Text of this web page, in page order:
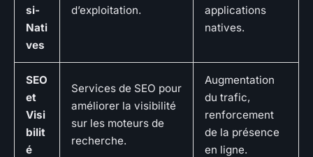
si-
Nati
ves
d’exploitation.
applications
natives.
SEO
et
Visi
bilit
é
Services de SEO pour
améliorer la visibilité
sur les moteurs de
recherche.
Augmentation
du trafic,
renforcement
de la présence
en ligne.